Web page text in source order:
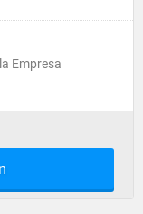
Empresa